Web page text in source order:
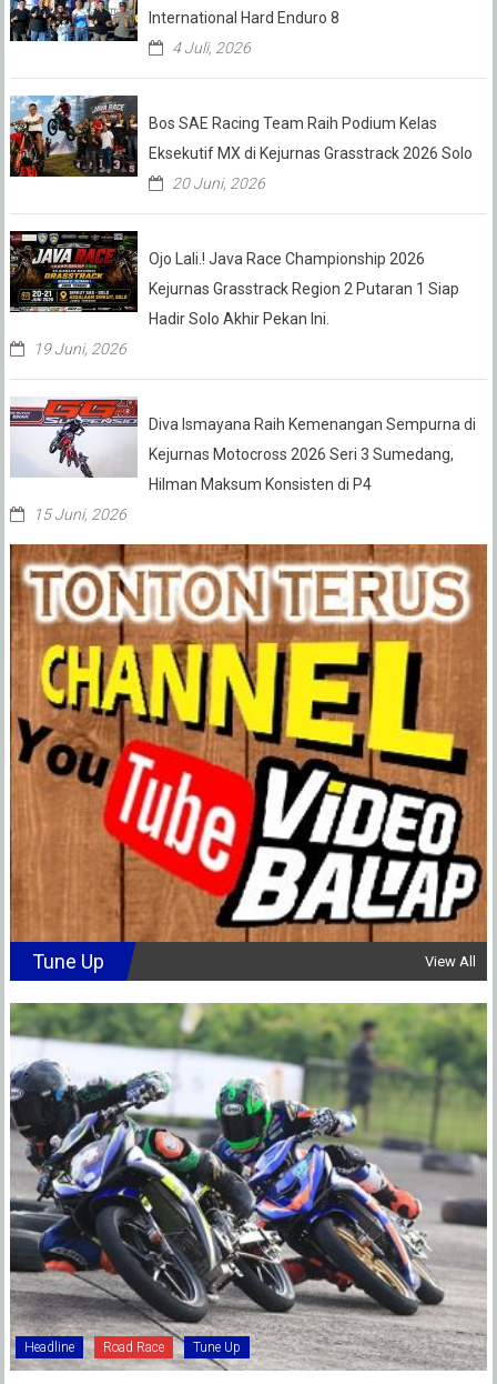
International Hard Enduro 8
4 Juli, 2026
Bos SAE Racing Team Raih Podium Kelas
Eksekutif MX di Kejurnas Grasstrack 2026 Solo
20 Juni, 2026
Ojo Lali.! Java Race Championship 2026
Kejurnas Grasstrack Region 2 Putaran 1 Siap
Hadir Solo Akhir Pekan Ini.
19 Juni, 2026
Diva Ismayana Raih Kemenangan Sempurna di
Kejurnas Motocross 2026 Seri 3 Sumedang,
Hilman Maksum Konsisten di P4
15 Juni, 2026
Tune Up View All
Headline Road Race Tune Up